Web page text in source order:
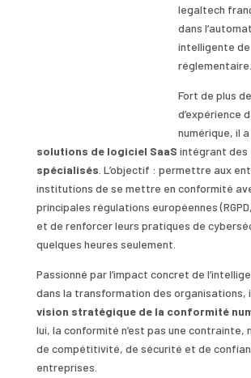
legaltech
dans
intelligente
réglementaire.
Fort de plus
d’expérience
numérique, il
solutions de logiciel SaaS intégrant des
spécialisés . L’objectif : permettre aux
institutions de se mettre en conformité
principales régulations européennes
et de renforcer leurs pratiques de
quelques heures seulement.
Passionné par l’impact concret de
dans la transformation des organisations,
vision stratégique de la conformité
lui, la conformité n’est pas une contrainte,
de compétitivité, de sécurité et de
entreprises.